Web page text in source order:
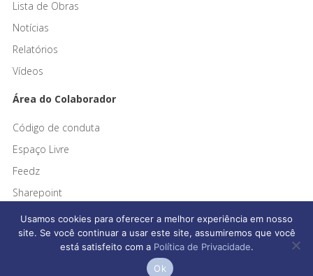
Lista de Obras
Notícias
Relatórios
Vídeos
Área do Colaborador
Código de conduta
Espaço Livre
Feedz
Sharepoint
Afonso França Engenharia © 2026 Todos os direitos reservados
Usamos cookies para oferecer a melhor experiência em nosso
site. Se você continuar a usar este site, assumiremos que você
está satisfeito com a Política de Privacidade.
Ok